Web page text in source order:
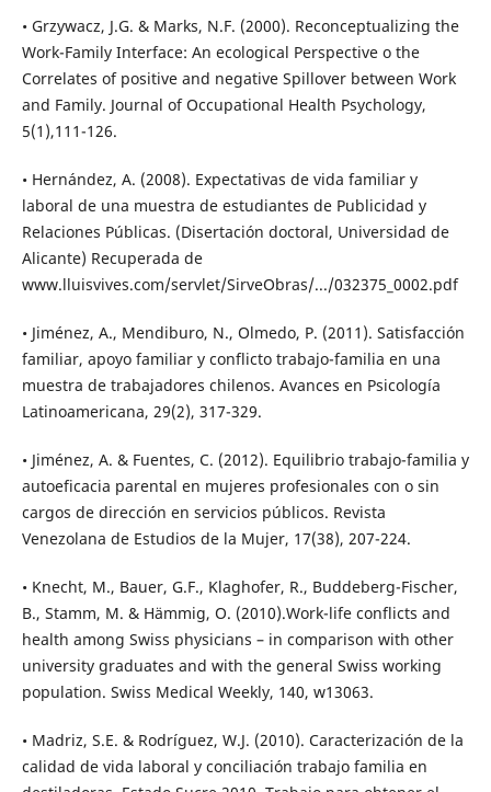
• Grzywacz, J.G. & Marks, N.F. (2000). Reconceptualizing the
Work-Family Interface: An ecological Perspective o the
Correlates of positive and negative Spillover between Work
and Family. Journal of Occupational Health Psychology,
5(1),111-126.
• Hernández, A. (2008). Expectativas de vida familiar y
laboral de una muestra de estudiantes de Publicidad y
Relaciones Públicas. (Disertación doctoral, Universidad de
Alicante) Recuperada de
www.lluisvives.com/servlet/SirveObras/.../032375_0002.pdf
• Jiménez, A., Mendiburo, N., Olmedo, P. (2011). Satisfacción
familiar, apoyo familiar y conflicto trabajo-familia en una
muestra de trabajadores chilenos. Avances en Psicología
Latinoamericana, 29(2), 317-329.
• Jiménez, A. & Fuentes, C. (2012). Equilibrio trabajo-familia y
autoeficacia parental en mujeres profesionales con o sin
cargos de dirección en servicios públicos. Revista
Venezolana de Estudios de la Mujer, 17(38), 207-224.
• Knecht, M., Bauer, G.F., Klaghofer, R., Buddeberg-Fischer,
B., Stamm, M. & Hämmig, O. (2010).Work-life conflicts and
health among Swiss physicians – in comparison with other
university graduates and with the general Swiss working
population. Swiss Medical Weekly, 140, w13063.
• Madriz, S.E. & Rodríguez, W.J. (2010). Caracterización de la
calidad de vida laboral y conciliación trabajo familia en